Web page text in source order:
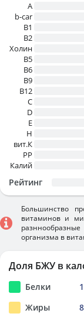
A
b-car
В1
B2
Холин
B5
B6
B9
B12
C
D
E
H
вит.К
PP
Калий
Рейтинг
Большинство
витаминов и
организма в
Доля БЖУ в
Белки
Жиры